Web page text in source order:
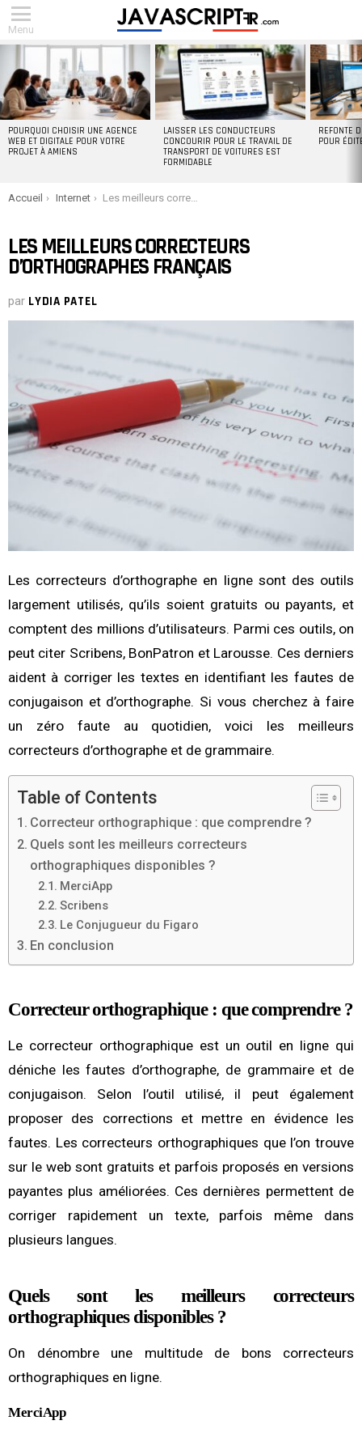
Menu
POURQUOI CHOISIR UNE AGENCE
WEB ET DIGITALE POUR VOTRE
PROJET À AMIENS
LAISSER LES CONDUCTEURS
CONCOURIR POUR LE TRAVAIL DE
TRANSPORT DE VOITURES EST
FORMIDABLE
REFONTE
POUR
You are here:
Accueil Internet Les meilleurs correcteurs d’orthographes Français
LES MEILLEURS CORRECTEURS
D’ORTHOGRAPHES FRANÇAIS
par LYDIA PATEL
Les correcteurs d’orthographe en ligne sont des outils
largement utilisés, qu’ils soient gratuits ou payants, et
comptent des millions d’utilisateurs. Parmi ces outils, on
peut citer Scribens, BonPatron et Larousse. Ces derniers
aident à corriger les textes en identifiant les fautes de
conjugaison et d’orthographe. Si vous cherchez à faire
un zéro faute au quotidien, voici les meilleurs
correcteurs d’orthographe et de grammaire.
Table of Contents
Correcteur orthographique : que comprendre ?
Quels sont les meilleurs correcteurs
orthographiques disponibles ?
MerciApp
Scribens
Le Conjugueur du Figaro
En conclusion
Correcteur orthographique : que comprendre ?
Le correcteur orthographique est un outil en ligne qui
déniche les fautes d’orthographe, de grammaire et de
conjugaison. Selon l’outil utilisé, il peut également
proposer des corrections et mettre en évidence les
fautes. Les correcteurs orthographiques que l’on trouve
sur le web sont gratuits et parfois proposés en versions
payantes plus améliorées. Ces dernières permettent de
corriger rapidement un texte, parfois même dans
plusieurs langues.
Quels sont les meilleurs correcteurs
orthographiques disponibles ?
On dénombre une multitude de bons correcteurs
orthographiques en ligne.
MerciApp